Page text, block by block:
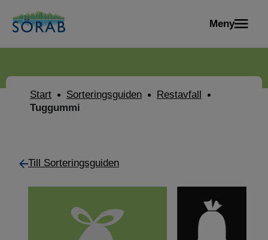
Meny
Start Sorteringsguiden
Restavfall
Tuggummi
Till Sorteringsguiden